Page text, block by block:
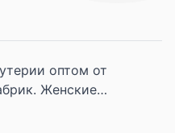
оптом от
Женские
различных стилей и